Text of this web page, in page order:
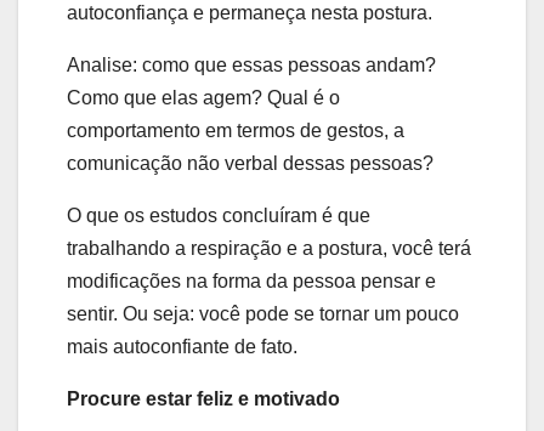
autoconfiança e permaneça nesta postura.
Analise: como que essas pessoas andam?
Como que elas agem? Qual é o
comportamento em termos de gestos, a
comunicação não verbal dessas pessoas?
O que os estudos concluíram é que
trabalhando a respiração e a postura, você terá
modificações na forma da pessoa pensar e
sentir. Ou seja: você pode se tornar um pouco
mais autoconfiante de fato.
Procure estar feliz e motivado